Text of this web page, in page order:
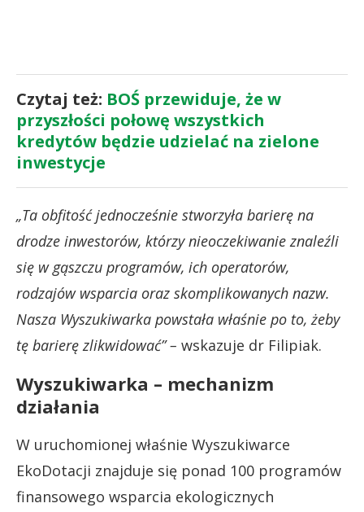
Czytaj też: BOŚ przewiduje, że w
przyszłości połowę wszystkich
kredytów będzie udzielać na zielone
inwestycje
„Ta obfitość jednocześnie stworzyła barierę na
drodze inwestorów, którzy nieoczekiwanie znaleźli
się w gąszczu programów, ich operatorów,
rodzajów wsparcia oraz skomplikowanych nazw.
Nasza Wyszukiwarka powstała właśnie po to, żeby
tę barierę zlikwidować” – wskazuje dr Filipiak.
Wyszukiwarka – mechanizm
działania
W uruchomionej właśnie Wyszukiwarce
EkoDotacji znajduje się ponad 100 programów
finansowego wsparcia ekologicznych